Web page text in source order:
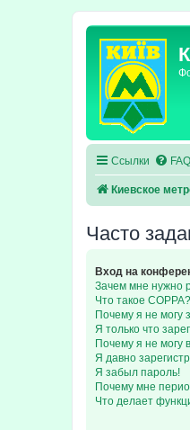
Ссылки FAQ
Киевское
Часто
Вход на
Зачем мне нужно
Что такое COPPA?
Почему я не могу
Я только что
Почему я не могу
Я давно
Я забыл пароль!
Почему мне
Что делает